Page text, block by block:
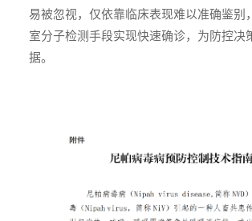
易被忽视，仅依靠临床表现难以准确鉴别
室分子检测手段实现快速确诊，为防控决
据。